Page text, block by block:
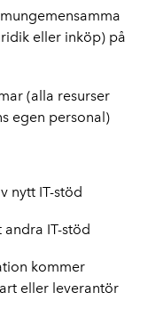
eller inköp) på
(alla resurser
egen personal)
nytt IT-stöd
IT-stöd
kommer
eller leverantör